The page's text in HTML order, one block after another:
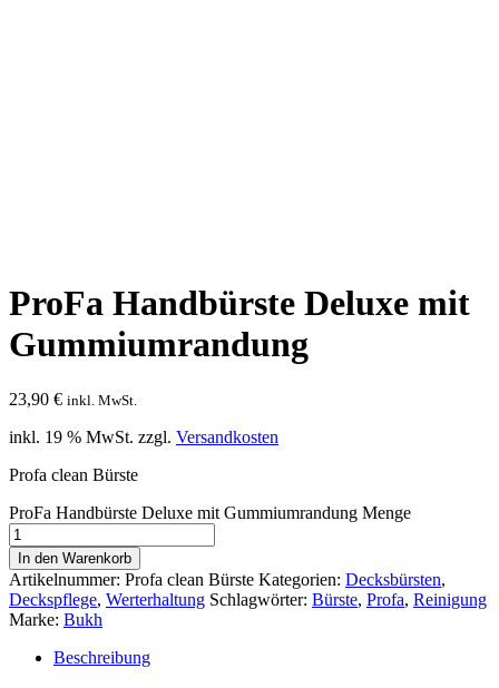
ProFa Handbürste Deluxe mit
Gummiumrandung
23,90 € inkl. MwSt.
inkl. 19 % MwSt. zzgl. Versandkosten
Profa clean Bürste
ProFa Handbürste Deluxe mit Gummiumrandung Menge
In den Warenkorb
Artikelnummer: Profa clean Bürste Kategorien: Decksbürsten,
Deckspflege, Werterhaltung Schlagwörter: Bürste, Profa, Reinigung
Marke: Bukh
Beschreibung